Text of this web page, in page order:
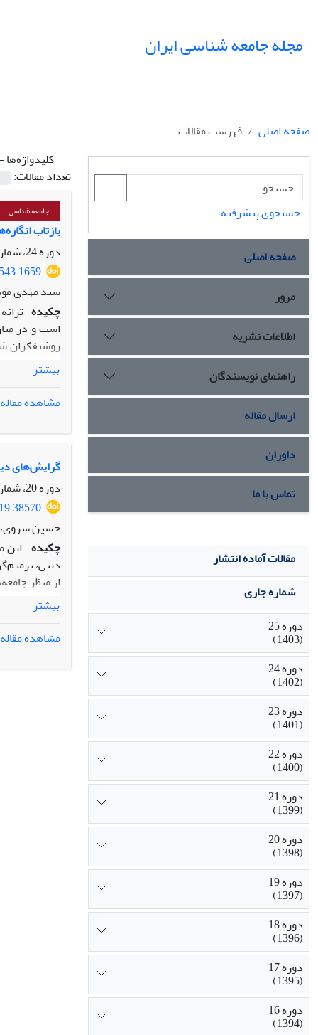
مجله جامعه شناسی ایران
صفحه اصلی
فهرست مقالات
کلیدواژه‌ها
تعداد مقالات:
جامعه شناسی
بازتاب
دوره 24، شماره 2، تابستان 1402، صفحه
سید مهدی
چکیده
روشنفکران
قابل فهم
ترانه
مذهبی در
بیشتر
مشاهده مقاله
گرایش‌های
دوره 20، شماره 1، بهار 1398، صفحه
حسین
چکیده این
دینی،
از منظر
تدوین شده
ملاک تشخیص
هر کنشی را
"منطقة
سوم افراد،
بیشتر
مشاهده مقاله
جستجوی پیشرفته
صفحه اصلی
مرور
اطلاعات نشریه
راهنمای نویسندگان
ارسال مقاله
داوران
تماس با ما
مقالات آماده انتشار
شماره جاری
دوره 25
(1403)
دوره 24
(1402)
دوره 23
(1401)
دوره 22
(1400)
دوره 21
(1399)
دوره 20
(1398)
دوره 19
(1397)
دوره 18
(1396)
دوره 17
(1395)
دوره 16
(1394)